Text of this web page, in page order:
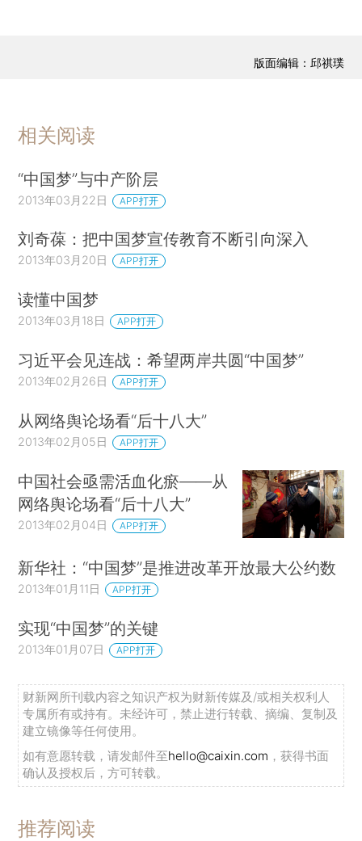
版面编辑：邱祺璞
相关阅读
“中国梦”与中产阶层
2013年03月22日 APP打开
刘奇葆：把中国梦宣传教育不断引向深入
2013年03月20日 APP打开
读懂中国梦
2013年03月18日 APP打开
习近平会见连战：希望两岸共圆“中国梦”
2013年02月26日 APP打开
从网络舆论场看“后十八大”
2013年02月05日 APP打开
中国社会亟需活血化瘀——从
网络舆论场看“后十八大”
2013年02月04日 APP打开
新华社：“中国梦”是推进改革开放最大公约数
2013年01月11日 APP打开
实现“中国梦”的关键
2013年01月07日 APP打开
财新网所刊载内容之知识产权为财新传媒及/或相关权利人
专属所有或持有。未经许可，禁止进行转载、摘编、复制及
建立镜像等任何使用。
如有意愿转载，请发邮件至hello@caixin.com ，获得书面
确认及授权后，方可转载。
推荐阅读